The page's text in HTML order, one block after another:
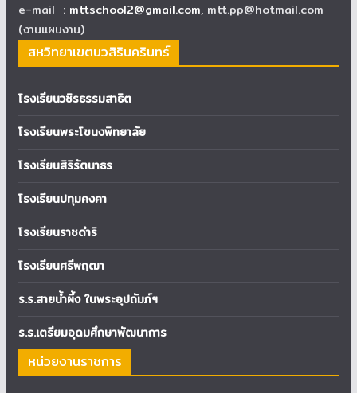
e-mail : mttschool2@gmail.com, mtt.pp@hotmail.com
(งานแผนงาน)
สหวิทยาเขตนวสิรินครินทร์
โรงเรียนวชิรธรรมสาธิต
โรงเรียนพระโขนงพิทยาลัย
โรงเรียนสิริรัตนาธร
โรงเรียนปทุมคงคา
โรงเรียนราชดำริ
โรงเรียนศรีพฤฒา
ร.ร.สายน้ำผึ้ง ในพระอุปถัมภ์ฯ
ร.ร.เตรียมอุดมศึกษาพัฒนาการ
หน่วยงานราชการ